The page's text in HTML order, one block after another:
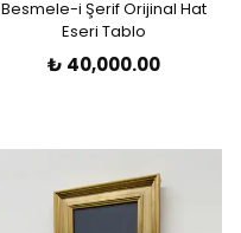
Besmele-i Şerif Orijinal Hat
Eseri Tablo
₺ 40,000.00